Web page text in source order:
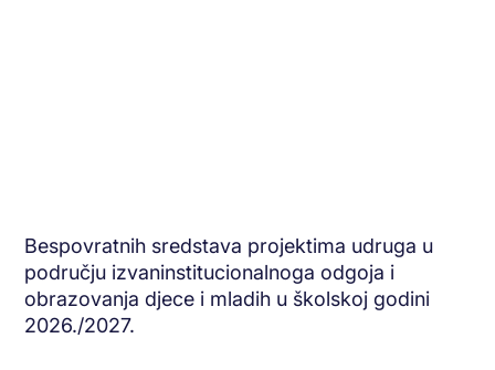
Bespovratnih sredstava projektima udruga u
području izvaninstitucionalnoga odgoja i
obrazovanja djece i mladih u školskoj godini
2026./2027.